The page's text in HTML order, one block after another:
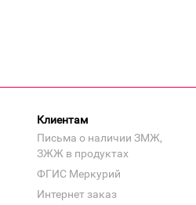
Клиентам
Письма о наличии ЗМЖ,
ЗЖЖ в продуктах
ФГИС Меркурий
Интернет заказ